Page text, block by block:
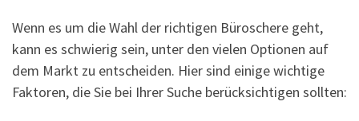
Wenn es um die Wahl der richtigen Büroschere geht,
kann es schwierig sein, unter den vielen Optionen auf
dem Markt zu entscheiden. Hier sind einige wichtige
Faktoren, die Sie bei Ihrer Suche berücksichtigen sollten: